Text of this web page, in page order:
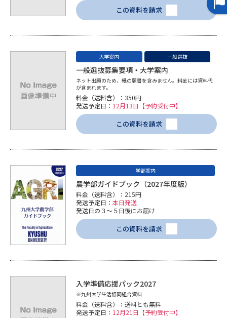
学問発見 学問検索
大学で学びたい学問発見
学問のミニ講義「夢ナビ講義」 学問分野解説
夢ナビライブ
Ｑ＆Ａ よくあるご質問 大学進学IDについて
資料の料金の
お支払いについて
受付内容・発送状況の確認
テレメール
お支払いサイト
個人情報取扱規定
テレメール進学カタログ
この資料を請求
大学案内 一般選抜
一般選抜募集要項・大学案内
ネット出願のため、紙の願書を含みません。料金には資料代
が含まれます。
料金（送料含）：350円
発送予定日： 12月13日【予約受付中】
この資料を請求
学部案内
農学部ガイドブック（2027年度版）
料金（送料含）：215円
発送予定日： 本日発送
発送日の３～５日後にお届け
この資料を請求
入学準備応援パック2027
※九州大学生活協同組合資料
料金（送料含）：送料とも無料
発送予定日： 12月21日【予約受付中】